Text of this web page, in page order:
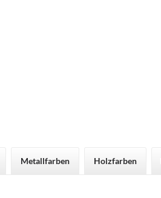
Metallfarben Holzfarben